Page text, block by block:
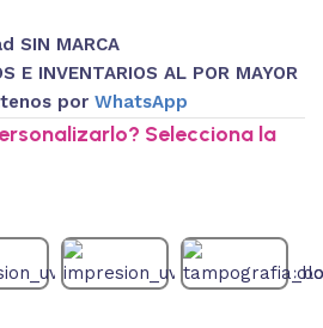
SIN MARCA
E INVENTARIOS AL POR MAYOR
por WhatsApp
Selecciona la